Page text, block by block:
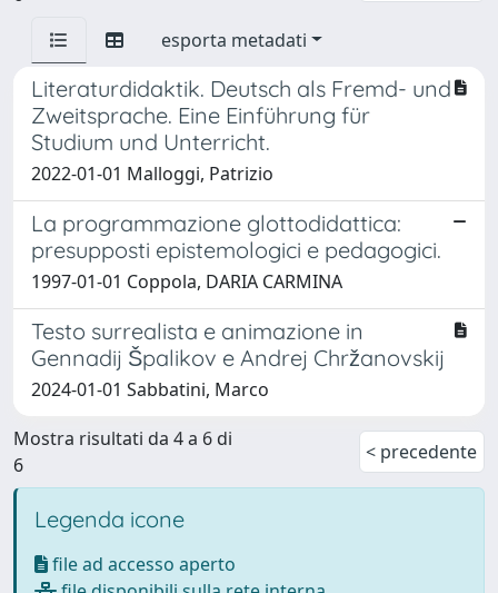
esporta metadati
Literaturdidaktik. Deutsch als Fremd- und
Zweitsprache. Eine Einführung für
Studium und Unterricht.
2022-01-01 Malloggi, Patrizio
La programmazione glottodidattica:
presupposti epistemologici e pedagogici.
1997-01-01 Coppola, DARIA CARMINA
Testo surrealista e animazione in
Gennadij Špalikov e Andrej Chržanovskij
2024-01-01 Sabbatini, Marco
Mostra risultati da 4 a 6 di
6
< precedente
Legenda icone
file ad accesso aperto